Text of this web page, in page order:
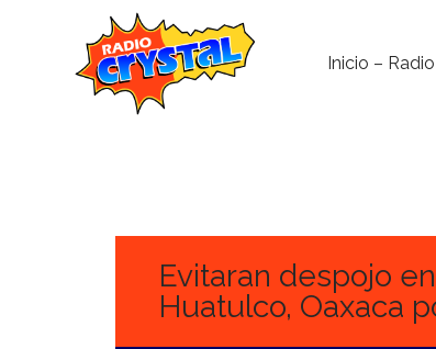
Inicio –
Evitaran despojo
Huatulco, Oaxaca